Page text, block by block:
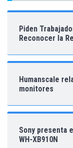
Piden
Reconocer la
Humanscale
monitores
Sony presenta
WH-XB910N